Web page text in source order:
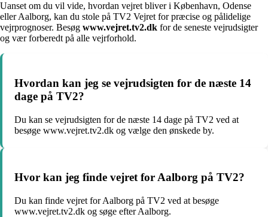
Uanset om du vil vide, hvordan vejret bliver i København, Odense
eller Aalborg, kan du stole på TV2 Vejret for præcise og pålidelige
vejrprognoser. Besøg www.vejret.tv2.dk for de seneste vejrudsigter
og vær forberedt på alle vejrforhold.
Hvordan kan jeg se vejrudsigten for de næste 14
dage på TV2?
Du kan se vejrudsigten for de næste 14 dage på TV2 ved at
besøge www.vejret.tv2.dk og vælge den ønskede by.
Hvor kan jeg finde vejret for Aalborg på TV2?
Du kan finde vejret for Aalborg på TV2 ved at besøge
www.vejret.tv2.dk og søge efter Aalborg.